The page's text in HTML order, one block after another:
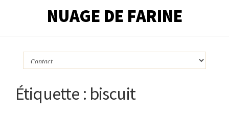
NUAGE DE FARINE
Étiquette : biscuit